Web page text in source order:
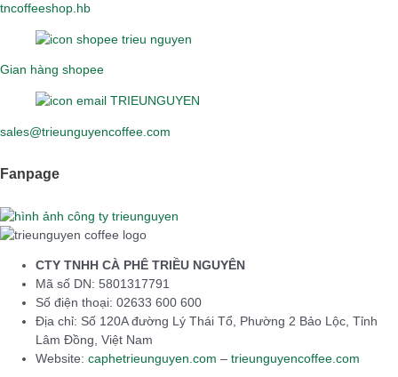
tncoffeeshop.hb
Gian hàng shopee
sales@trieunguyencoffee.com
Fanpage
CTY TNHH CÀ PHÊ TRIỀU NGUYÊN
Mã số DN: 5801317791
Số điện thoại: 02633 600 600
Địa chỉ: Số 120A đường Lý Thái Tổ, Phường 2 Bảo Lộc, Tỉnh
Lâm Đồng, Việt Nam
Website: caphetrieunguyen.com – trieunguyencoffee.com